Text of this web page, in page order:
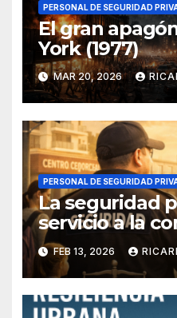
PERSONAL DE SEGURIDAD
El gran
York (1977)
MAR 20, 2026
PERSONAL DE SEGURIDAD
La seguridad
servicio a la
FEB 13, 2026